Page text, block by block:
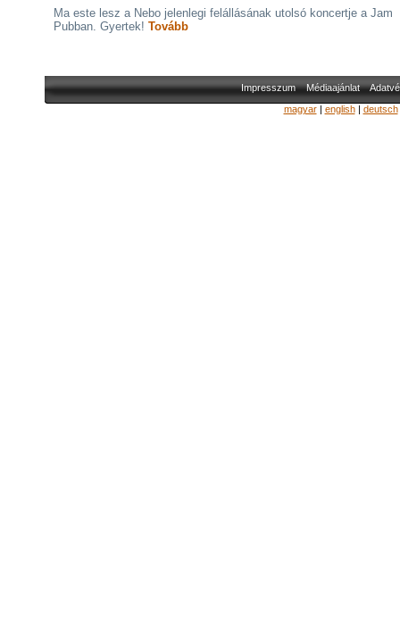
Ma este lesz a Nebo jelenlegi felállásának utolsó koncertje a Jam
Pubban. Gyertek! Tovább
Impresszum Médiaajánlat
magyar| english| deutsch